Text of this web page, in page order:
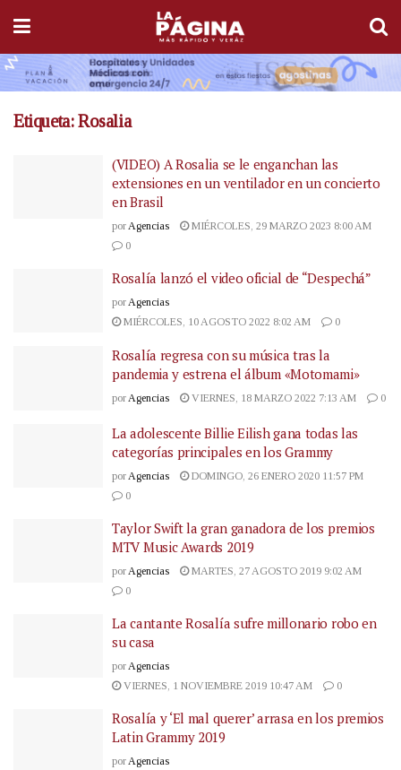
Etiqueta:Rosalia
(VIDEO) A Rosalia se le enganchan las
extensiones en un ventilador en un concierto
en Brasil
por Agencias
MIÉRCOLES, 29 MARZO 2023 8:00 AM
0
Rosalía lanzó el video oficial de “Despechá”
por Agencias
MIÉRCOLES, 10 AGOSTO 2022 8:02 AM
0
Rosalía regresa con su música tras la
pandemia y estrena el álbum «Motomami»
porAgencias VIERNES, 18 MARZO 2022 7:13 AM 0
La adolescente Billie Eilish gana todas las
categorías principales en los Grammy
por Agencias
DOMINGO, 26 ENERO 2020 11:57 PM
0
Taylor Swift la gran ganadora de los premios
MTV Music Awards 2019
por Agencias
MARTES, 27 AGOSTO 2019 9:02 AM
0
La cantante Rosalía sufre millonario robo en
su casa
por Agencias
VIERNES, 1 NOVIEMBRE 2019 10:47 AM
0
Rosalía y ‘El mal querer’ arrasa en los premios
Latin Grammy 2019
por Agencias